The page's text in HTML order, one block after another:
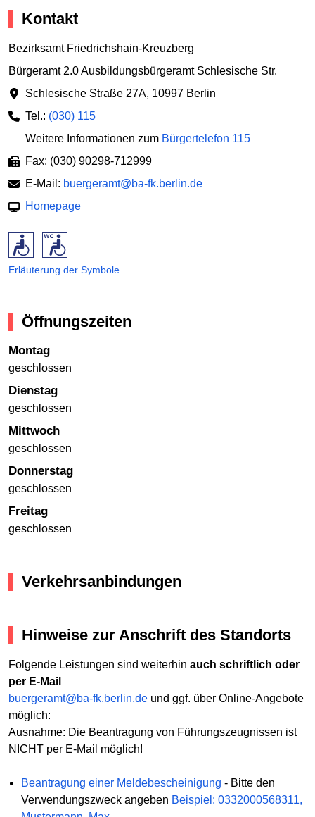
Kontakt
Bezirksamt Friedrichshain-Kreuzberg
Bürgeramt 2.0 Ausbildungsbürgeramt Schlesische Str.
Schlesische Straße 27A, 10997 Berlin
Tel.: (030) 115
Weitere Informationen zum Bürgertelefon 115
Fax: (030) 90298-712999
E-Mail: buergeramt@ba-fk.berlin.de
Homepage
Erläuterung der Symbole
Öffnungszeiten
Montag
geschlossen
Dienstag
geschlossen
Mittwoch
geschlossen
Donnerstag
geschlossen
Freitag
geschlossen
Verkehrsanbindungen
Hinweise zur Anschrift des Standorts
Folgende Leistungen sind weiterhin auch schriftlich oder
per E-Mail
buergeramt@ba-fk.berlin.de und ggf. über Online-Angebote
möglich:
Ausnahme: Die Beantragung von Führungszeugnissen ist
NICHT per E-Mail möglich!
Beantragung einer Meldebescheinigung - Bitte den
Verwendungszweck angeben Beispiel: 0332000568311,